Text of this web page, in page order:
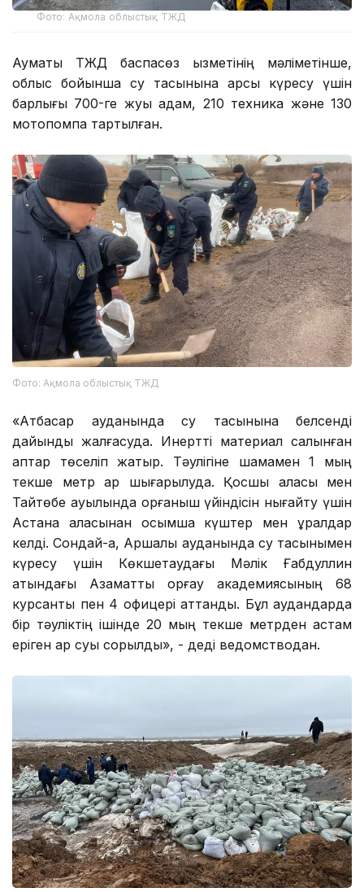
Фото: Ақмола облыстық ТЖД
Аумақтық ТЖД баспасөз қызметінің мәліметінше,
облыс бойынша су тасқынына қарсы күресу үшін
барлығы 700-ге жуық адам, 210 техника және 130
мотопомпа тартылған.
Фото: Ақмола облыстық ТЖД
«Атбасар ауданында су тасқынына белсенді
дайындық жалғасуда. Инертті материал салынған
қаптар төселіп жатыр. Тәулігіне шамамен 1 мың
текше метр қар шығарылуда. Қосшы қаласы мен
Тайтөбе ауылында қорғаныш үйіндісін нығайту үшін
Астана қаласынан қосымша күштер мен құралдар
келді. Сондай-ақ, Аршалы ауданында су тасқынымен
күресу үшін Көкшетаудағы Мәлік Ғабдуллин
атындағы Азаматтық қорғау академиясының 68
курсанты пен 4 офицері аттанды. Бұл аудандарда
бір тәуліктің ішінде 20 мың текше метрден астам
еріген қар суы сорылды», - деді ведомстводан.